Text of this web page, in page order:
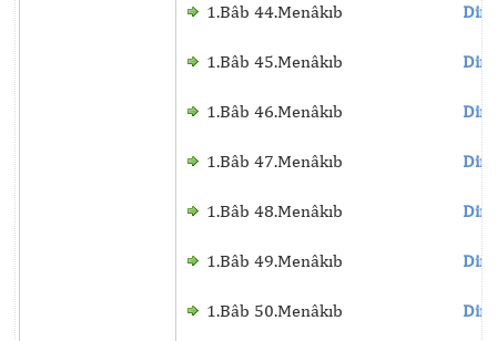
1.Bâb 44.Menâkıb
1.Bâb 45.Menâkıb
1.Bâb 46.Menâkıb
1.Bâb 47.Menâkıb
1.Bâb 48.Menâkıb
1.Bâb 49.Menâkıb
1.Bâb 50.Menâkıb